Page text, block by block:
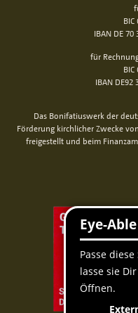
BIC
IBAN DE 70
für
BIC
IBAN DE92
Das Bonifatiuswerk der
Förderung kirchlicher Zwecke
freigestellt und beim